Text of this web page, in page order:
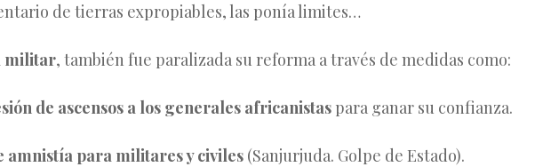
de tierras expropiables, las ponía limites…
militar, también fue paralizada su reforma a través de medidas como:
de ascensos a los generales africanistas para ganar su confianza.
amnistía para militares y civiles (Sanjurjuda. Golpe de Estado).